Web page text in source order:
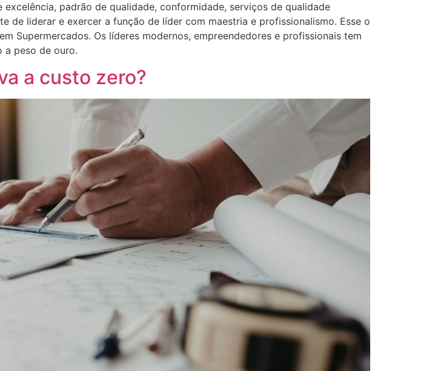
padrão de qualidade, conformidade, serviços de qualidade
de liderar e exercer a função de líder com maestria e profissionalismo. Esse o
Supermercados. Os líderes modernos, empreendedores e profissionais tem
a peso de ouro.
a custo zero?